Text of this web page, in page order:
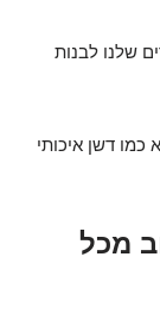
שלנו לבנות
דשן איכותי
מכל